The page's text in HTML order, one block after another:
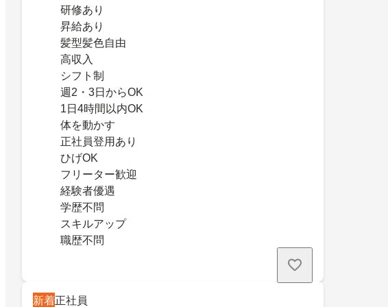
研修あり
昇給あり
髪型髪色自由
高収入
シフト制
週2・3日からOK
1日4時間以内OK
体を動かす
正社員登用あり
ひげOK
フリーター歓迎
経験者優遇
学歴不問
スキルアップ
職歴不問
新着正社員